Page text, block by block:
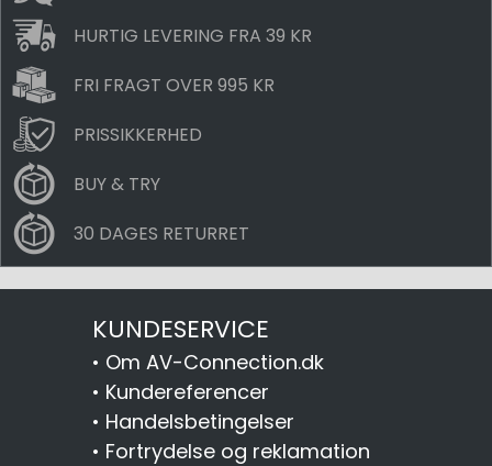
HURTIG LEVERING FRA 39 KR
FRI FRAGT OVER 995 KR
PRISSIKKERHED
BUY & TRY
30 DAGES RETURRET
KUNDESERVICE
• Om AV-Connection.dk
• Kundereferencer
• Handelsbetingelser
• Fortrydelse og reklamation